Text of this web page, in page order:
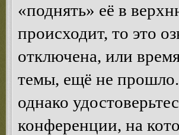
«поднять» её в
происходит, то это
отключена, или
темы, ещё не
однако
конференции, на